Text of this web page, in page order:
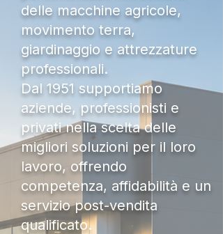
delle macchine agricole,
movimento terra,
giardinaggio e attrezzature
professionali.
Dal 1951 supportiamo
aziende, professionisti e
privati nella scelta delle
migliori soluzioni per il loro
lavoro, offrendo
competenza, affidabilità e un
servizio post-vendita
qualificato.